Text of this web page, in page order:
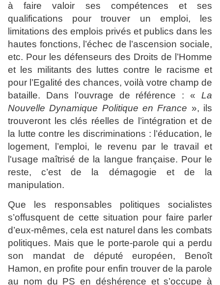
à faire valoir ses compétences et ses
qualifications pour trouver un emploi, les
limitations des emplois privés et publics dans les
hautes fonctions, l’échec de l’ascension sociale,
etc. Pour les défenseurs des Droits de l’Homme
et les militants des luttes contre le racisme et
pour l’Egalité des chances, voilà votre champ de
bataille. Dans l’ouvrage de référence : « La
Nouvelle Dynamique Politique en France », ils
trouveront les clés réelles de l’intégration et de
la lutte contre les discriminations : l’éducation, le
logement, l’emploi, le revenu par le travail et
l'usage maîtrisé de la langue française. Pour le
reste, c’est de la démagogie et de la
manipulation.
Que les responsables politiques socialistes
s’offusquent de cette situation pour faire parler
d’eux-mêmes, cela est naturel dans les combats
politiques. Mais que le porte-parole qui a perdu
son mandat de député européen, Benoît
Hamon, en profite pour enfin trouver de la parole
au nom du PS en déshérence et s’occupe à